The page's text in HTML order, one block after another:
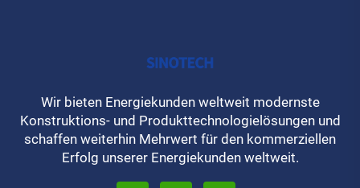
Wir bieten Energiekunden weltweit modernste
Konstruktions- und Produkttechnologielösungen und
schaffen weiterhin Mehrwert für den kommerziellen
Erfolg unserer Energiekunden weltweit.